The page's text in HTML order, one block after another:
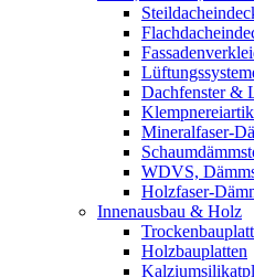
Dachfenster &
Mineralfaser-
WDVS,
Holzfaser-
Innenausbau & Holz
Holzbauplatten